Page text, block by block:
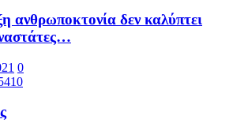
ανθρωποκτονία δεν καλύπτει
0